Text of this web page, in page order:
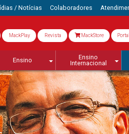
/ Notícias Colaboradores
MackPlay Revista MackStore
Ensino
Ensino
Internacional